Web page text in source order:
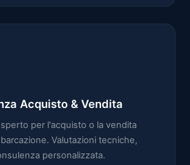
Acquisto & Vendita
per l'acquisto o la vendita
Valutazioni tecniche,
personalizzata.